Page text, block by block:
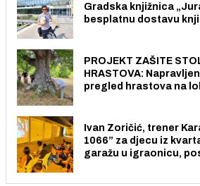
Gradska knjižnica
besplatnu dostavu
PROJEKT ZAŠITE
HRASTOVA:
pregled hrastova na
Ivan Zoričić, trener
1066” za djecu iz
garažu u igraonicu,